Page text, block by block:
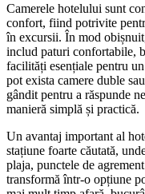
Camerele hotelului sunt
confort, fiind potrivite
în excursii. În mod
includ paturi confortabile,
facilități esențiale pentru
pot exista camere duble
gândit pentru a răspunde
manieră simplă și practică.
Un avantaj important al
stațiune foarte căutată,
plaja, punctele de
transformă într-o opțiune